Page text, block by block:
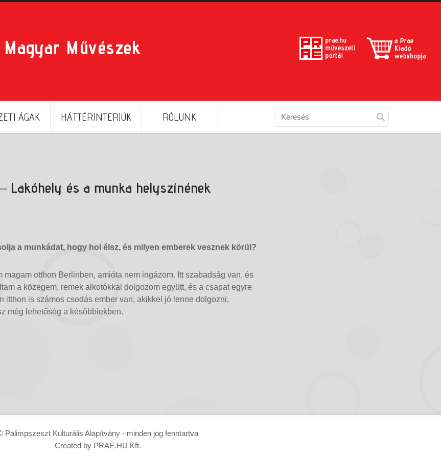
Művészek
ÁGAK HÁTTÉRINTERJÚK RÓLUNK
Lakóhely és a munka helyszínének
a munkádat, hogy hol élsz, és milyen emberek vesznek körül?
magam otthon Berlinben, amióta nem ingázom. Itt szabadság van, és
a közegem, remek alkotókkal dolgozom együtt, és a csapat egyre
itthon is számos csodás ember van, akikkel jó lenne dolgozni,
még lehetőség a későbbiekben.
Palimpszeszt Kulturális Alapítvány - minden jog fenntartva
Created by PRAE.HU Kft.